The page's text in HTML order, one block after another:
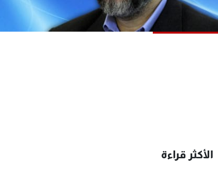
الأكثر قراءة
البرامج